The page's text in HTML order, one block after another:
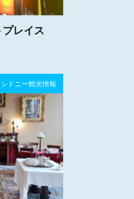
レイス
シドニー観光情報